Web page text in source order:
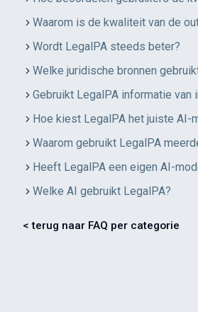
Waarom is de kwaliteit van de
Wordt LegalPA steeds beter?
Welke juridische bronnen
Gebruikt LegalPA informatie van
Hoe kiest LegalPA het juiste AI-
Waarom gebruikt LegalPA
Heeft LegalPA een eigen AI-
Welke AI gebruikt LegalPA?
< terug naar FAQ per categorie